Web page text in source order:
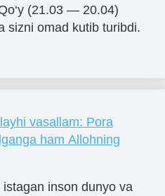
(21.03 — 20.04)
sizni omad kutib turibdi.
vasallam: Pora
ham Allohning
inson dunyo va